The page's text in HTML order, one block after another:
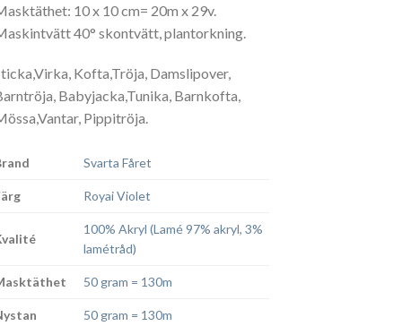
10 x 10 cm= 20m x 29v.
40° skontvätt, plantorkning.
Kofta,Tröja, Damslipover,
Babyjacka,Tunika, Barnkofta,
Pippitröja.
Svarta Fåret
Royai Violet
100% Akryl (Lamé 97% akryl, 3%
lamétråd)
50 gram = 130m
50 gram = 130m